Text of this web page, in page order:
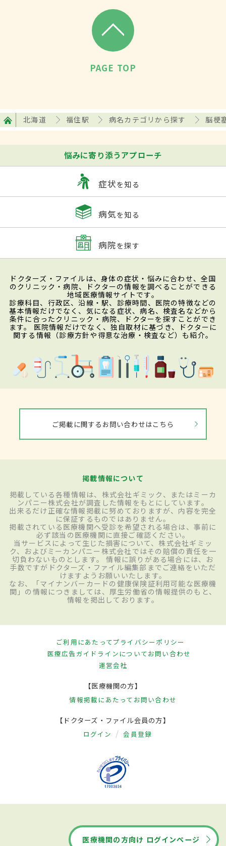
PAGE TOP
北海道 福住駅 病名カテゴリから探す 脳梗
悩みに寄り添うアプローチ
症状を知る
病気を知る
病院を探す
ドクターズ・ファイルは、身体の症状・悩みに合わせ、全国
のクリニック・病院、ドクターの情報を調べることができる
地域医療情報サイトです。
診療科目、行政区、沿線・駅、診療時間、医院の特徴などの
基本情報だけでなく、気になる症状、病名、検査名などから
条件に合ったクリニック・病院、ドクターを探すことができ
ます。 医院情報だけでなく、独自取材に基づき、ドクターに
関する情報（診療方針や得意な治療・検査など）も紹介。
ご掲載に関するお問い合わせはこちら
掲載情報について
掲載している各種情報は、株式会社ギミック、またはミーカ
ンパニー株式会社が調査した情報をもとにしています。
出来るだけ正確な情報掲載に努めておりますが、内容を完全
に保証するものではありません。
掲載されている医療機関へ受診を希望される場合は、事前に
必ず該当の医療機関に直接ご確認ください。
当サービスによって生じた損害について、株式会社ギミッ
ク、およびミーカンパニー株式会社ではその賠償の責任を一
切負わないものとします。 情報に誤りがある場合には、お
手数ですがドクターズ・ファイル編集部までご連絡をいただ
けますようお願いいたします。
なお、「マイナンバーカードの健康保険証利用可能な医療機
関」の情報につきましては、厚生労働省の情報提供のもと、
情報を掲出しております。
ご利用にあたってプライバシーポリシー
医療広告ガイドラインについてお問い合わせ
運営会社
【医療機関の方】
情報掲載にあたって お問い合わせ
【ドクターズ・ファイル会員の方】
ログイン 会員登録
医療機関の方向け ログインページ